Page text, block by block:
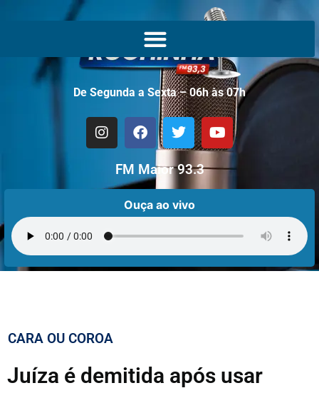
De Segunda a Sexta – 06h às 07h
FM Maior 93.3
Ouça ao vivo
CARA OU COROA
Juíza é demitida após usar